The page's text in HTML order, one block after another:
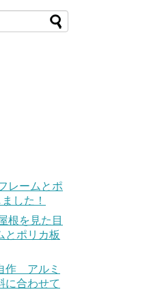
レームとポ
した！
根を見た目
とポリカ板
作 アルミ
に合わせて